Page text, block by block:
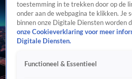
toestemming in te trekken door op de
onder aan de webpagina te klikken. Je
binnen onze Digitale Diensten worden
onze Cookieverklaring voor meer
Digitale Diensten.
Functioneel & Essentieel